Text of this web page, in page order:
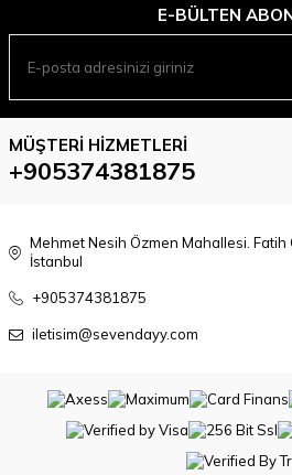
E-BÜLTEN
MÜŞTERI HIZMETLERI
+905374381875
Mehmet Nesih Özmen Mahallesi. Fatih
İstanbul
+905374381875
iletisim@sevendayy.com